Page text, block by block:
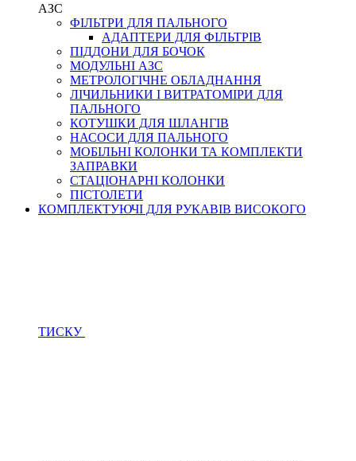
АЗС
ФІЛЬТРИ ДЛЯ ПАЛЬНОГО
АДАПТЕРИ ДЛЯ ФІЛЬТРІВ
ПІДДОНИ ДЛЯ БОЧОК
МОДУЛЬНІ АЗС
МЕТРОЛОГІЧНЕ ОБЛАДНАННЯ
ЛІЧИЛЬНИКИ І ВИТРАТОМІРИ ДЛЯ
ПАЛЬНОГО
КОТУШКИ ДЛЯ ШЛАНГІВ
НАСОСИ ДЛЯ ПАЛЬНОГО
МОБІЛЬНІ КОЛОНКИ ТА КОМПЛЕКТИ
ЗАПРАВКИ
СТАЦІОНАРНІ КОЛОНКИ
ПІСТОЛЕТИ
КОМПЛЕКТУЮЧІ ДЛЯ РУКАВІВ ВИСОКОГО
ТИСКУ